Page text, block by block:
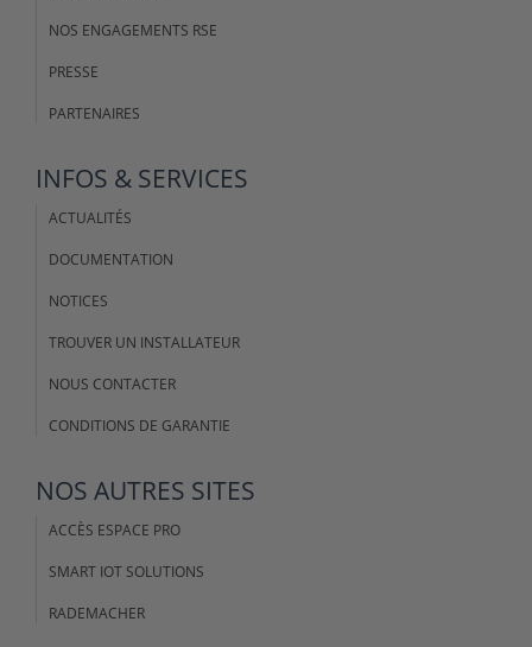
NOS ENGAGEMENTS RSE
PRESSE
PARTENAIRES
INFOS & SERVICES
ACTUALITÉS
DOCUMENTATION
NOTICES
TROUVER UN INSTALLATEUR
NOUS CONTACTER
CONDITIONS DE GARANTIE
NOS AUTRES SITES
ACCÈS ESPACE PRO
SMART IOT SOLUTIONS
RADEMACHER